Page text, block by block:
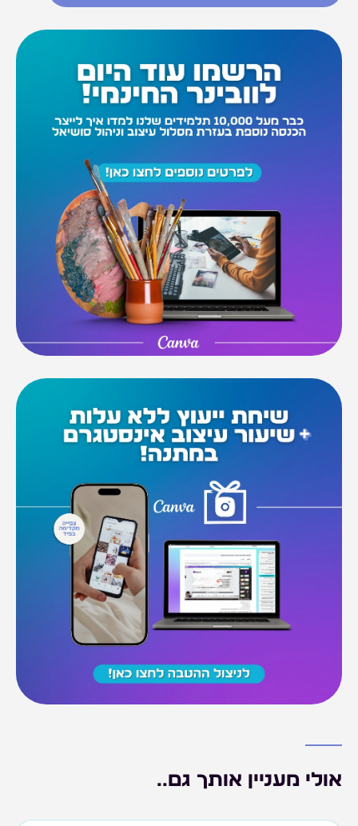
אולי מעניין אותך גם..